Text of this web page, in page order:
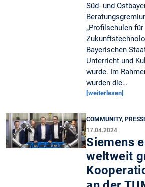
Süd- und
„Profilschulen
Bayerischen
Unterricht und
wurde. Im
wurden die…
[weiterlesen]
COMMUNITY,
17.04.2024
Siemens
weltweit